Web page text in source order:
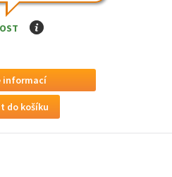
I
informací